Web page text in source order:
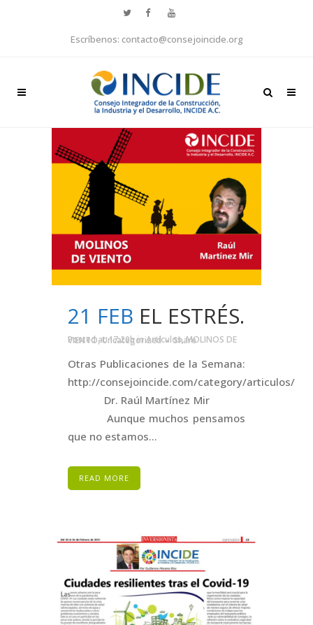
Escríbenos: contacto@consejoincide.org
21 FEB EL ESTRÉS.
Posted at 17:20hinArtículos,
MOLINOS DE VIENTO,Uncategorized Share
Otras Publicaciones de la Semana:
http://consejoincide.com/category/articulos/
Dr. Raúl Martínez Mir
Aunque muchos pensamos
que no estamos...
READ MORE